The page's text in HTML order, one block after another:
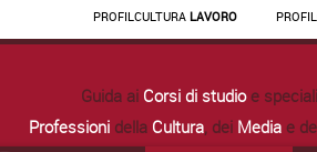
PROFILCULTURA LAVORO PROFIL
Guida ai Corsi di studioe
Professioni della Cultura, dei Media e